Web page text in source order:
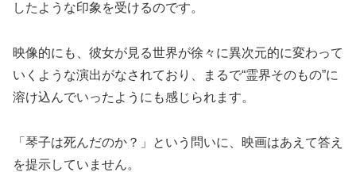
したような印象を受けるのです。
映像的にも、彼女が見る世界が徐々に異次元的に変わって
いくような演出がなされており、まるで“霊界そのもの”に
溶け込んでいったようにも感じられます。
「琴子は死んだのか？」という問いに、映画はあえて答え
を提示していません。